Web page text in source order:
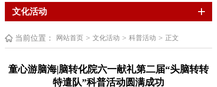
文化活动
当前位置： 网站首页 > 文化活动 > 科普活动 > 正文
童心游脑海|脑转化院六一献礼第二届“头脑转转
特遣队”科普活动圆满成功